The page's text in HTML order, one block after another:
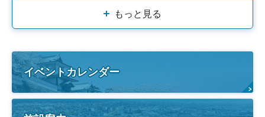
もっと見る
イベントカレンダー